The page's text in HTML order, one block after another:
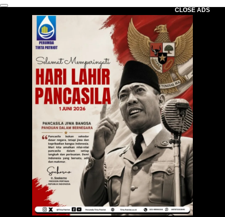
CLOSE ADS